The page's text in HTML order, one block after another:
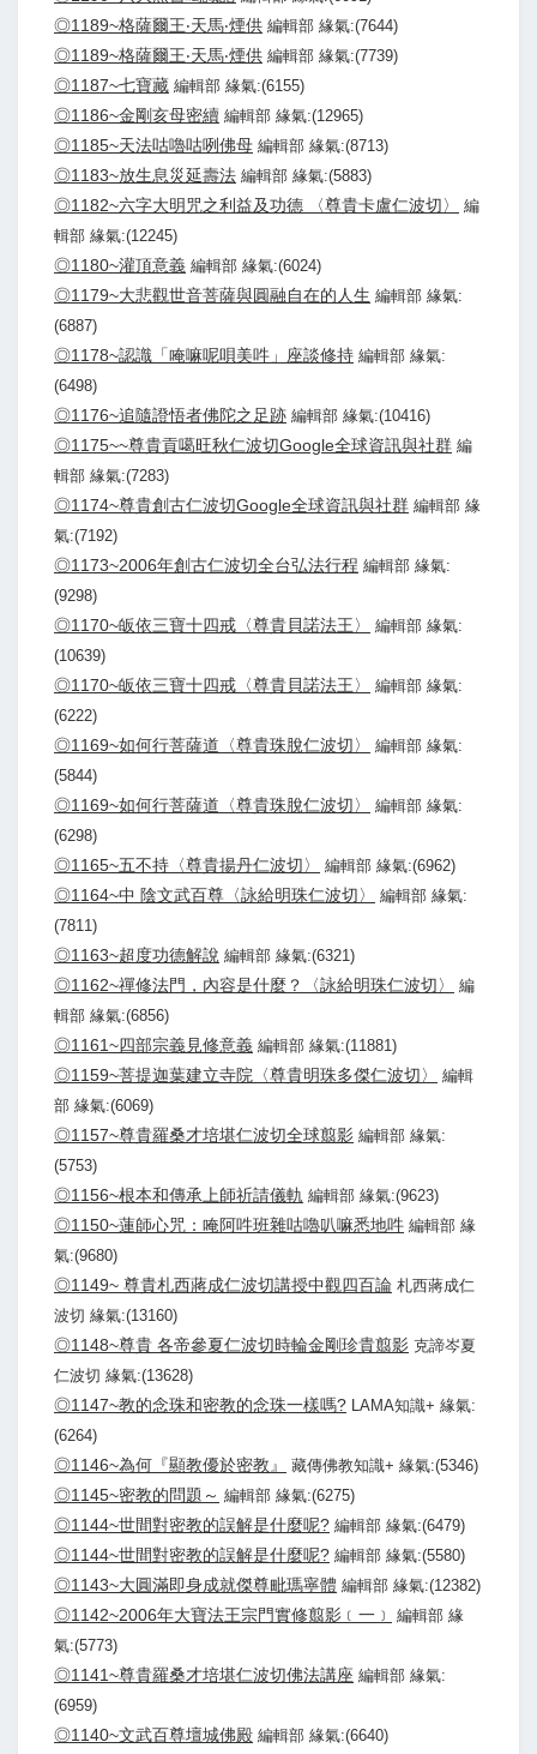
◎1189~格薩爾王‧天馬‧煙供 編輯部 緣氣:(7644)
◎1189~格薩爾王‧天馬‧煙供 編輯部 緣氣:(7739)
◎1187~七寶藏 編輯部 緣氣:(6155)
◎1186~金剛亥母密續 編輯部 緣氣:(12965)
◎1185~天法咕嚕咕咧佛母 編輯部 緣氣:(8713)
◎1183~放生息災延壽法 編輯部 緣氣:(5883)
◎1182~六字大明咒之利益及功德 〈尊貴卡盧仁波切〉
編
輯部 緣氣:(12245)
◎1180~灌頂意義 編輯部 緣氣:(6024)
◎1179~大悲觀世音菩薩與圓融自在的人生 編輯部 緣氣:
(6887)
◎1178~認識「唵嘛呢唄美吽」座談修持 編輯部 緣氣:
(6498)
◎1176~追隨證悟者佛陀之足跡 編輯部 緣氣:(10416)
◎1175~~尊貴貢噶旺秋仁波切Google全球資訊與社群 編
輯部 緣氣:(7283)
◎1174~尊貴創古仁波切Google全球資訊與社群 編輯部 緣
氣:(7192)
◎1173~2006年創古仁波切全台弘法行程 編輯部 緣氣:
(9298)
◎1170~皈依三寶十四戒〈尊貴貝諾法王〉
編輯部 緣氣:
(10639)
◎1170~皈依三寶十四戒〈尊貴貝諾法王〉
編輯部 緣氣:
(6222)
◎1169~如何行菩薩道〈尊貴珠脫仁波切〉
編輯部 緣氣:
(5844)
◎1169~如何行菩薩道〈尊貴珠脫仁波切〉
編輯部 緣氣:
(6298)
◎1165~五不持〈尊貴揚丹仁波切〉 編輯部 緣氣:(6962)
◎1164~中 陰文武百尊〈詠給明珠仁波切〉
編輯部 緣氣:
(7811)
◎1163~超度功德解說 編輯部 緣氣:(6321)
◎1162~禪修法門，內容是什麼？〈詠給明珠仁波切〉
編
輯部 緣氣:(6856)
◎1161~四部宗義見修意義 編輯部 緣氣:(11881)
◎1159~菩提迦葉建立寺院〈尊貴明珠多傑仁波切〉
編輯
部 緣氣:(6069)
◎1157~尊貴羅桑才培堪仁波切全球翦影 編輯部 緣氣:
(5753)
◎1156~根本和傳承上師祈請儀軌 編輯部 緣氣:(9623)
◎1150~蓮師心咒：唵阿吽班雜咕嚕叭嘛悉地吽 編輯部 緣
氣:(9680)
◎1149~ 尊貴札西蔣成仁波切講授中觀四百論 札西蔣成仁
波切 緣氣:(13160)
◎1148~尊貴 各帝參夏仁波切時輪金剛珍貴翦影 克諦岑夏
仁波切 緣氣:(13628)
◎1147~教的念珠和密教的念珠一樣嗎? LAMA知識+ 緣氣:
(6264)
◎1146~為何『顯教優於密教』 藏傳佛教知識+ 緣氣:(5346)
◎1145~密教的問題～ 編輯部 緣氣:(6275)
◎1144~世間對密教的誤解是什麼呢? 編輯部 緣氣:(6479)
◎1144~世間對密教的誤解是什麼呢? 編輯部 緣氣:(5580)
◎1143~大圓滿即身成就傑尊毗瑪寧體 編輯部 緣氣:(12382)
◎1142~2006年大寶法王宗門實修翦影﹝一﹞
編輯部 緣
氣:(5773)
◎1141~尊貴羅桑才培堪仁波切佛法講座 編輯部 緣氣:
(6959)
◎1140~文武百尊壇城佛殿 編輯部 緣氣:(6640)